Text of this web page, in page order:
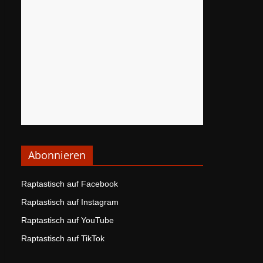
Abonnieren
Raptastisch auf Facebook
Raptastisch auf Instagram
Raptastisch auf YouTube
Raptastisch auf TikTok